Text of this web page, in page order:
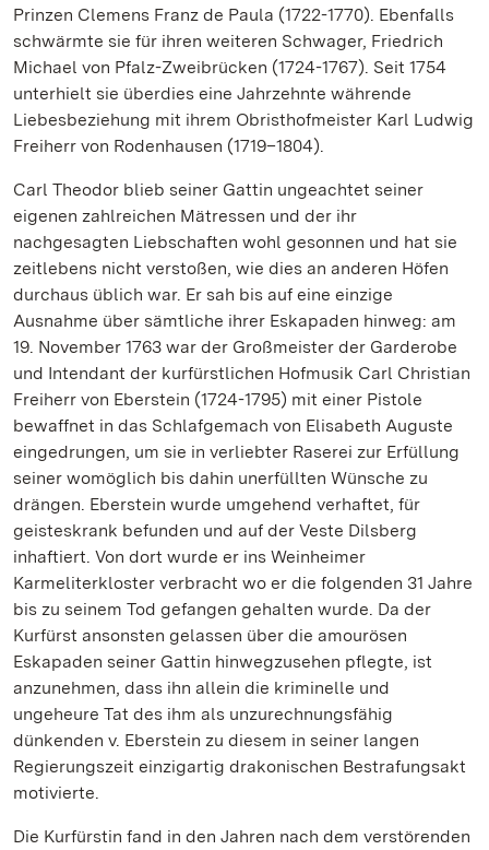
Prinzen Clemens Franz de Paula (1722-1770). Ebenfalls
schwärmte sie für ihren weiteren Schwager, Friedrich
Michael von Pfalz-Zweibrücken (1724-1767). Seit 1754
unterhielt sie überdies eine Jahrzehnte währende
Liebesbeziehung mit ihrem Obristhofmeister Karl Ludwig
Freiherr von Rodenhausen (1719–1804).
Carl Theodor blieb seiner Gattin ungeachtet seiner
eigenen zahlreichen Mätressen und der ihr
nachgesagten Liebschaften wohl gesonnen und hat sie
zeitlebens nicht verstoßen, wie dies an anderen Höfen
durchaus üblich war. Er sah bis auf eine einzige
Ausnahme über sämtliche ihrer Eskapaden hinweg: am
19. November 1763 war der Großmeister der Garderobe
und Intendant der kurfürstlichen Hofmusik Carl Christian
Freiherr von Eberstein (1724-1795) mit einer Pistole
bewaffnet in das Schlafgemach von Elisabeth Auguste
eingedrungen, um sie in verliebter Raserei zur Erfüllung
seiner womöglich bis dahin unerfüllten Wünsche zu
drängen. Eberstein wurde umgehend verhaftet, für
geisteskrank befunden und auf der Veste Dilsberg
inhaftiert. Von dort wurde er ins Weinheimer
Karmeliterkloster verbracht wo er die folgenden 31 Jahre
bis zu seinem Tod gefangen gehalten wurde. Da der
Kurfürst ansonsten gelassen über die amourösen
Eskapaden seiner Gattin hinwegzusehen pflegte, ist
anzunehmen, dass ihn allein die kriminelle und
ungeheure Tat des ihm als unzurechnungsfähig
dünkenden v. Eberstein zu diesem in seiner langen
Regierungszeit einzigartig drakonischen Bestrafungsakt
motivierte.
Die Kurfürstin fand in den Jahren nach dem verstörenden